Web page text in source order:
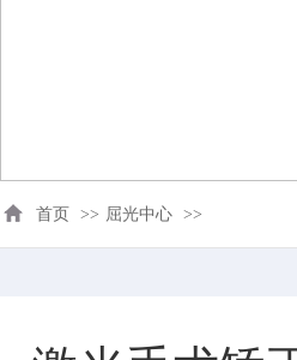
首页 >> 屈光中心 >>